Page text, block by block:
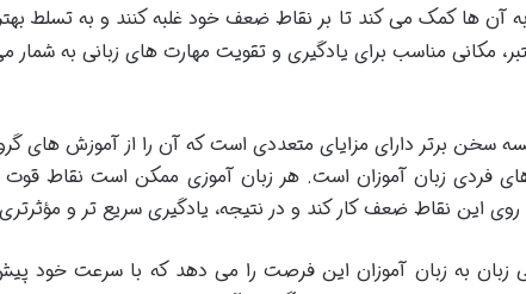
آن ها کمک می کند تا بر نقاط ضعف خود غلبه کنند و به تسلط
مکانی مناسب برای یادگیری و تقویت مهارت های زبانی به شمار
برتر دارای مزایای متعددی است که آن را از آموزش های
فردی زبان آموزان است. هر زبان آموزی ممکن است نقاط
این نقاط ضعف کار کند و در نتیجه، یادگیری سریع تر و مؤثرتری
به زبان آموزان این فرصت را می دهد که با سرعت خود پیش